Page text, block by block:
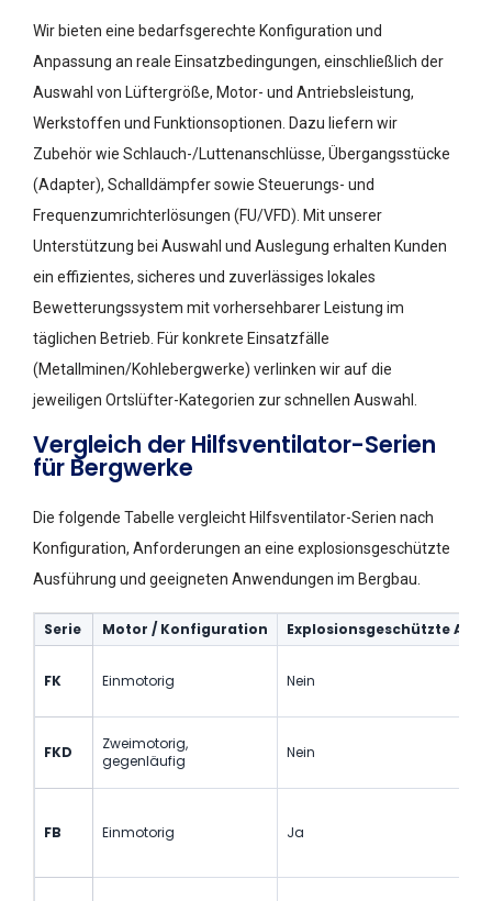
Wir bieten eine bedarfsgerechte Konfiguration und
Anpassung an reale Einsatzbedingungen, einschließlich der
Auswahl von Lüftergröße, Motor- und Antriebsleistung,
Werkstoffen und Funktionsoptionen. Dazu liefern wir
Zubehör wie Schlauch-/Luttenanschlüsse, Übergangsstücke
(Adapter), Schalldämpfer sowie Steuerungs- und
Frequenzumrichterlösungen (FU/VFD). Mit unserer
Unterstützung bei Auswahl und Auslegung erhalten Kunden
ein effizientes, sicheres und zuverlässiges lokales
Bewetterungssystem mit vorhersehbarer Leistung im
täglichen Betrieb. Für konkrete Einsatzfälle
(Metallminen/Kohlebergwerke) verlinken wir auf die
jeweiligen Ortslüfter-Kategorien zur schnellen Auswahl.
Vergleich der Hilfsventilator-Serien
für Bergwerke
Die folgende Tabelle vergleicht Hilfsventilator-Serien nach
Konfiguration, Anforderungen an eine explosionsgeschützte
Ausführung und geeigneten Anwendungen im Bergbau.
Serie Motor / Konfiguration Explosionsgeschützte
FK Einmotorig Nein
FKD
Zweimotorig,
gegenläufig
Nein
FB Einmotorig Ja